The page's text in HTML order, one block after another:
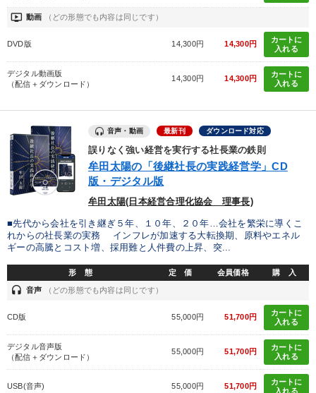
ondemand_video 動画 （どの形態でも内容は同じです）
DVD版 14,300円 14,300円
カートに
入れる
デジタル動画版
（配信＋ダウンロード）
14,300円 14,300円
カートに
入れる
音声・動画 最新刊 ダウンロード対応
誤りなく強い経営を実行する社長業の鉄則
牟田太陽の「後継社長の実践経営学」CD
版・デジタル版
牟田太陽(日本経営合理化協会 理事長)
■先代から会社を引き継ぎ５年、１０年、２０年…会社を繁栄に導くこ
れからの社長業の実務 インフレが加速する大転換期、原料やエネル
ギーの高騰とコスト増、採用難と人件費の上昇、突...
形 態 定 価 会員価格 購 入
headset 音声 （どの形態でも内容は同じです）
CD版 55,000円 51,700円
カートに
入れる
デジタル音声版
（配信＋ダウンロード）
55,000円 51,700円
カートに
入れる
USB(音声) 55,000円 51,700円
カートに
入れる